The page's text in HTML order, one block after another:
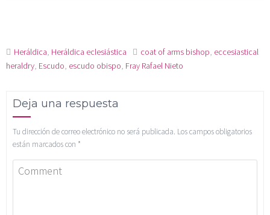
Heráldica, Heráldica eclesiástica coat of arms bishop, eccesiastical
heraldry, Escudo, escudo obispo, Fray Rafael Nieto
Deja una respuesta
Tu dirección de correo electrónico no será publicada. Los campos obligatorios
están marcados con *